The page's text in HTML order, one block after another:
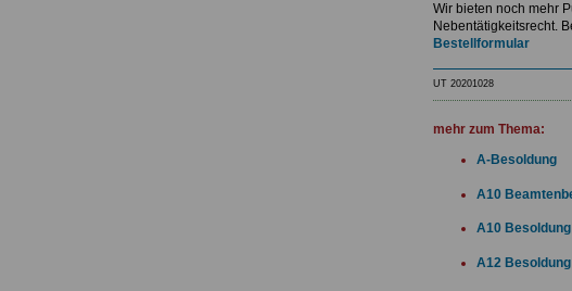
Wir bieten noch mehr
Nebentätigkeitsrecht.
Bestellformular
UT 20201028
mehr zum Thema:
A-Besoldung
A10
A10
A12